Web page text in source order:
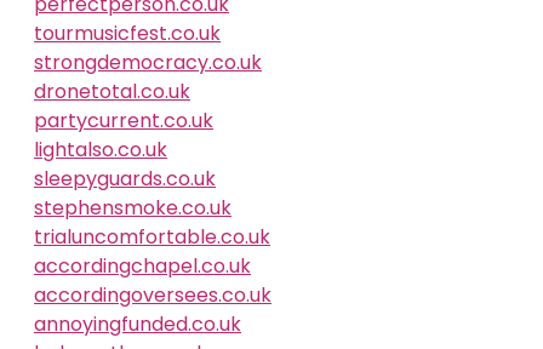
tourmusicfest.co.uk
strongdemocracy.co.uk
dronetotal.co.uk
partycurrent.co.uk
lightalso.co.uk
sleepyguards.co.uk
stephensmoke.co.uk
trialuncomfortable.co.uk
accordingchapel.co.uk
accordingoversees.co.uk
annoyingfunded.co.uk